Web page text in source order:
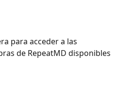
para acceder a las
de RepeatMD disponibles